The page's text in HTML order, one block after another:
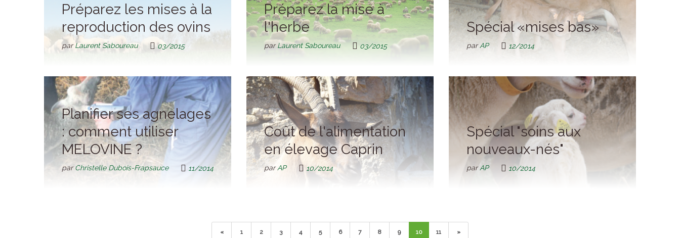
Préparez les mises à la
reproduction des ovins
parLaurent Saboureau 03/2015
Préparez la mise à
l'herbe
parLaurent Saboureau 03/2015
Spécial «mises bas»
parAP 12/2014
Planifier ses agnelages
: comment utiliser
MELOVINE ?
parChristelle Dubois-Frapsauce 11/2014
Coût de l'alimentation
en élevage Caprin
parAP 10/2014
Spécial "soins aux
nouveaux-nés"
parAP 10/2014
« 1 2 3 4 5 6 7 8 9 10 11 »